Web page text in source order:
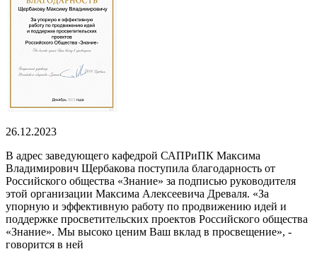
26.12.2023
В адрес заведующего кафедрой САПРиПК Максима
Владимирович Щербакова поступила благодарность от
Российского общества «Знание» за подписью руководителя
этой организации Максима Алексеевича Древаля. «За
упорную и эффективную работу по продвижению идей и
поддержке просветительских проектов Российского общества
«Знание». Мы высоко ценим Ваш вклад в просвещение», -
говорится в ней